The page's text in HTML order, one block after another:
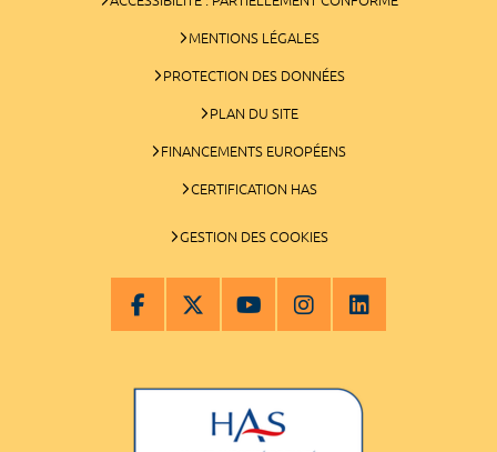
MENTIONS LÉGALES
PROTECTION DES DONNÉES
PLAN DU SITE
FINANCEMENTS EUROPÉENS
CERTIFICATION HAS
GESTION DES COOKIES